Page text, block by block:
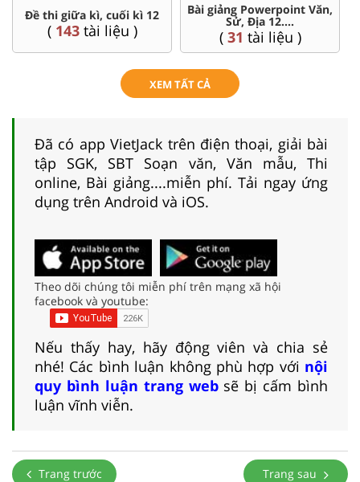
Đề thi giữa kì, cuối kì 12
( 143tài liệu )
Bài giảng Powerpoint Văn,
Sử, Địa 12....
( 31 tài liệu )
XEM TẤT CẢ
Đã có app VietJack trên điện thoại, giải bài
tập SGK, SBT Soạn văn, Văn mẫu, Thi
online, Bài giảng....miễn phí. Tải ngay ứng
dụng trên Android và iOS.
Theo dõi chúng tôi miễn phí trên mạng xã hội
facebook và youtube:
Nếu thấy hay, hãy động viên và chia sẻ
nhé! Các bình luận không phù hợp với nội
quy bình luận trang websẽ bị cấm bình
luận vĩnh viễn.
Trang trước Trang sau